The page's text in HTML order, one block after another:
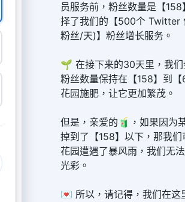
员服务前，粉丝数量是【
择了我们的【500个 Twitter
粉丝/天)】粉丝增长服务。
🌱 在接下来的30天里，我
粉丝数量保持在【158】到
花园施肥，让它更加繁茂。
但是，亲爱的🧃，如果因为
掉到了【158】以下，那我
花园遭遇了暴风雨，我们无
光彩。
💌 所以，请记得，我们在这